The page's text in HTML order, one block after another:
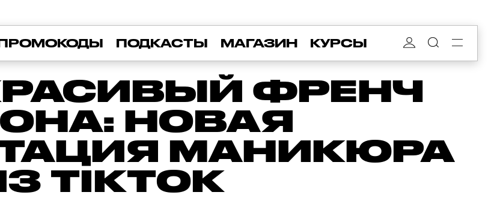
ПОДКАСТЫ МАГАЗИН КУРСЫ
ФРЕНЧ
НОВАЯ
МАНИКЮРА
TIKTOK